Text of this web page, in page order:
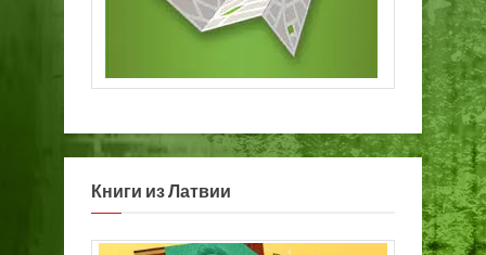
Книги из Латвии